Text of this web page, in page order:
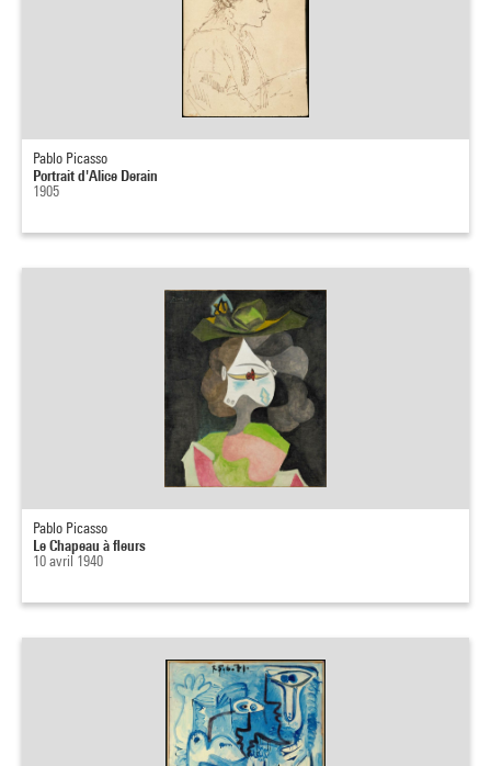
Pablo Picasso
Portrait d'Alice Derain
1905
Pablo Picasso
Le Chapeau à fleurs
10 avril 1940